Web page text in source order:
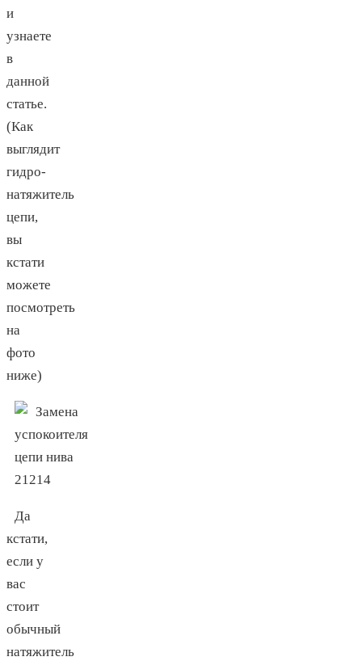
и
узнаете
в
данной
статье.
(Как
выглядит
гидро-
натяжитель
цепи,
вы
кстати
можете
посмотреть
на
фото
ниже)
Да
кстати,
если у
вас
стоит
обычный
натяжитель